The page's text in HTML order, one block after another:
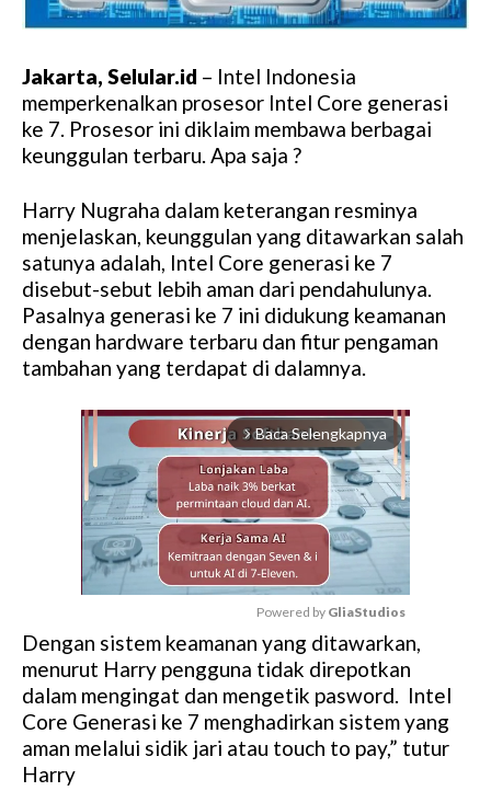
Jakarta, Selular.id – Intel Indonesia
memperkenalkan prosesor Intel Core generasi
ke 7. Prosesor ini diklaim membawa berbagai
keunggulan terbaru. Apa saja ?
Harry Nugraha dalam keterangan resminya
menjelaskan, keunggulan yang ditawarkan salah
satunya adalah, Intel Core generasi ke 7
disebut-sebut lebih aman dari pendahulunya.
Pasalnya generasi ke 7 ini didukung keamanan
dengan hardware terbaru dan fitur pengaman
tambahan yang terdapat di dalamnya.
arrow_forward_ios Baca Selengkapnya
M
u
t
e
Powered by GliaStudios
Dengan sistem keamanan yang ditawarkan,
menurut Harry pengguna tidak direpotkan
dalam mengingat dan mengetik pasword. Intel
Core Generasi ke 7 menghadirkan sistem yang
aman melalui sidik jari atau touch to pay,” tutur
Harry